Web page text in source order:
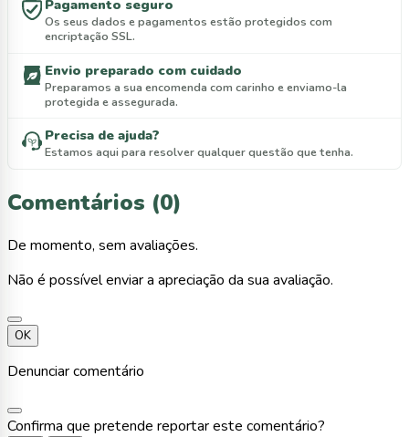
Pagamento seguro
Os seus dados e pagamentos estão protegidos com
encriptação SSL.
Envio preparado com cuidado
Preparamos a sua encomenda com carinho e enviamo-la
protegida e assegurada.
Precisa de ajuda?
Estamos aqui para resolver qualquer questão que tenha.
Comentários (0)
De momento, sem avaliações.
Não é possível enviar a apreciação da sua avaliação.
OK
Denunciar comentário
Confirma que pretende reportar este comentário?